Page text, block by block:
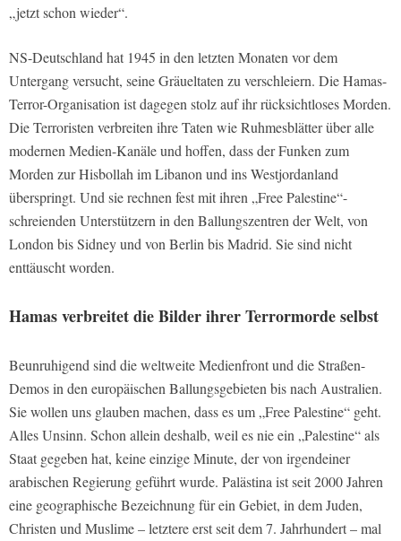
„jetzt schon wieder“.
NS-Deutschland hat 1945 in den letzten Monaten vor dem
Untergang versucht, seine Gräueltaten zu verschleiern. Die Hamas-
Terror-Organisation ist dagegen stolz auf ihr rücksichtloses Morden.
Die Terroristen verbreiten ihre Taten wie Ruhmesblätter über alle
modernen Medien-Kanäle und hoffen, dass der Funken zum
Morden zur Hisbollah im Libanon und ins Westjordanland
überspringt. Und sie rechnen fest mit ihren „Free Palestine“-
schreienden Unterstützern in den Ballungszentren der Welt, von
London bis Sidney und von Berlin bis Madrid. Sie sind nicht
enttäuscht worden.
Hamas verbreitet die Bilder ihrer Terrormorde selbst
Beunruhigend sind die weltweite Medienfront und die Straßen-
Demos in den europäischen Ballungsgebieten bis nach Australien.
Sie wollen uns glauben machen, dass es um „Free Palestine“ geht.
Alles Unsinn. Schon allein deshalb, weil es nie ein „Palestine“ als
Staat gegeben hat, keine einzige Minute, der von irgendeiner
arabischen Regierung geführt wurde. Palästina ist seit 2000 Jahren
eine geographische Bezeichnung für ein Gebiet, in dem Juden,
Christen und Muslime – letztere erst seit dem 7. Jahrhundert – mal